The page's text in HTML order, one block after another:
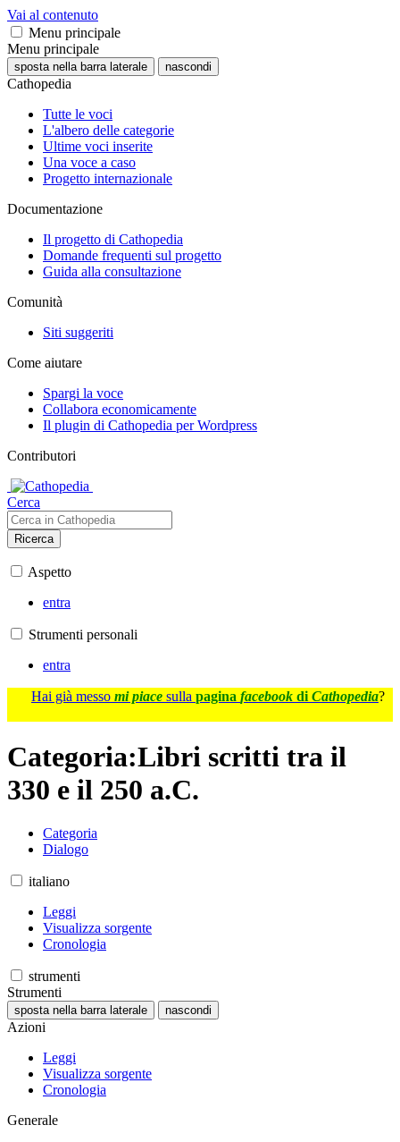
Vai al contenuto
Menu principale
Menu principale
sposta nella barra laterale nascondi
Cathopedia
Tutte le voci
L'albero delle categorie
Ultime voci inserite
Una voce a caso
Progetto internazionale
Documentazione
Il progetto di Cathopedia
Domande frequenti sul progetto
Guida alla consultazione
Comunità
Siti suggeriti
Come aiutare
Spargi la voce
Collabora economicamente
Il plugin di Cathopedia per Wordpress
Contributori
Cerca
Ricerca
Aspetto
entra
Strumenti personali
entra
Hai già messo mi piace sulla pagina facebook di Cathopedia?
Categoria:Libri scritti tra il
330 e il 250 a.C.
Categoria
Dialogo
italiano
Leggi
Visualizza sorgente
Cronologia
strumenti
Strumenti
sposta nella barra laterale nascondi
Azioni
Leggi
Visualizza sorgente
Cronologia
Generale